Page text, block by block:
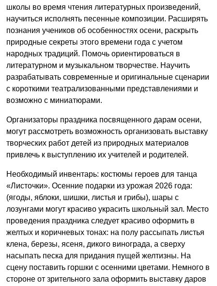
школы во время чтения литературных произведений,
научиться исполнять песенные композиции. Расширять
познания учеников об особенностях осени, раскрыть
природные секреты этого времени года с учетом
народных традиций. Помочь ориентироваться в
литературном и музыкальном творчестве. Научить
разрабатывать современные и оригинальные сценарии
с короткими театрализованными представлениями и
возможно с миниатюрами.
Организаторы праздника посвященного дарам осени,
могут рассмотреть возможность организовать выставку
творческих работ детей из природных материалов
привлечь к выступлению их учителей и родителей.
Необходимый инвентарь: костюмы героев для танца
«Листочки». Осенние подарки из урожая 2026 года:
(ягоды, яблоки, шишки, листья и грибы), шары с
лозунгами могут красиво украсить школьный зал. Место
проведения праздника следует красиво оформить в
желтых и коричневых тонах: на полу рассыпать листья
клена, березы, ясеня, дикого винограда, а сверху
насыпать песка для придания пущей желтизны. На
сцену поставить горшки с осенними цветами. Немного в
стороне от зрительного зала оформить выставку даров